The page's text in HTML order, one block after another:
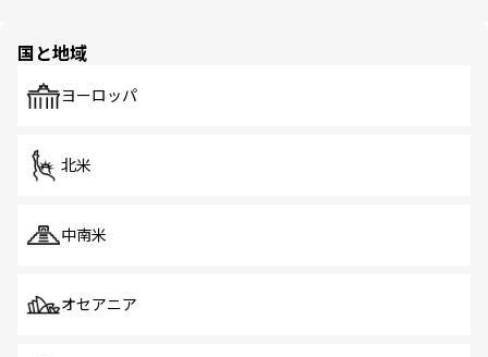
で、ホーカーズは地元の風情を楽しめる外せないスポット
国と地域
ヨーロッパ
北米
中南米
オセアニア